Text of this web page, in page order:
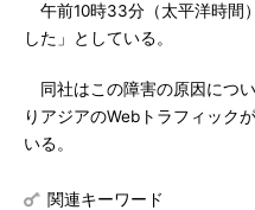
午前10時33分（太平洋時間
した」としている。
同社はこの障害の原因につ
りアジアのWebトラフィック
いる。
関連キーワード